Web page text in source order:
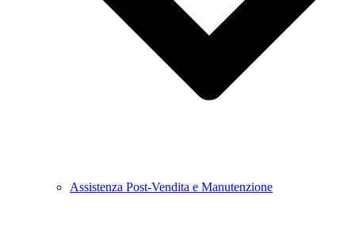
Assistenza Post-Vendita e Manutenzione